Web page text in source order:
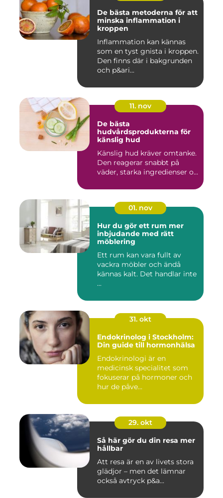
De bästa metoderna för att
minska inflammation i
kroppen
Inflammation kan kännas
som en tyst gnista i kroppen.
Den finns där i bakgrunden
och p&ari...
11. nov
De bästa
hudvårdsprodukterna för
känslig hud
Känslig hud kräver omtanke.
Den reagerar snabbt på
väder, starka ingredienser o...
01. nov
Hur du gör ett rum mer
inbjudande med rätt
möblering
Ett rum kan vara fullt av
vackra möbler och ändå
kännas kalt. Det handlar inte
...
31. okt
Endokrinolog i Stockholm:
Din guide till hormonhälsa
Endokrinologi är en
medicinsk specialitet som
fokuserar på hormoner och
hur de påve...
29. okt
Så här gör du din resa mer
hållbar
Att resa är en av livets stora
glädjor – men det lämnar
också avtryck p&a...